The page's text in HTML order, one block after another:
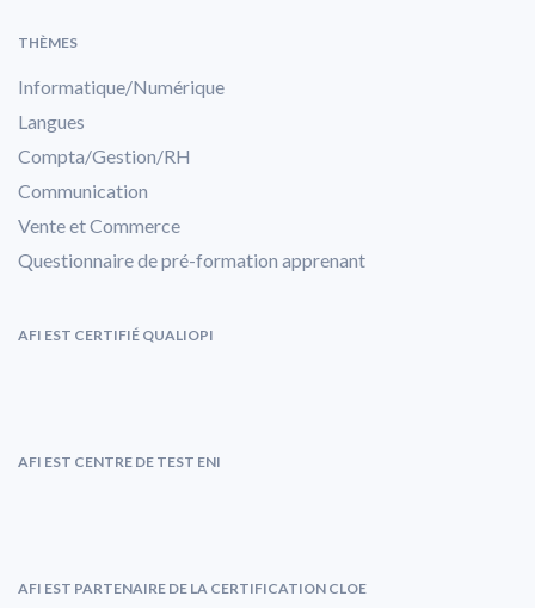
THÈMES
Informatique/Numérique
Langues
Compta/Gestion/RH
Communication
Vente et Commerce
Questionnaire de pré-formation apprenant
AFI EST CERTIFIÉ QUALIOPI
AFI EST CENTRE DE TEST ENI
AFI EST PARTENAIRE DE LA CERTIFICATION CLOE